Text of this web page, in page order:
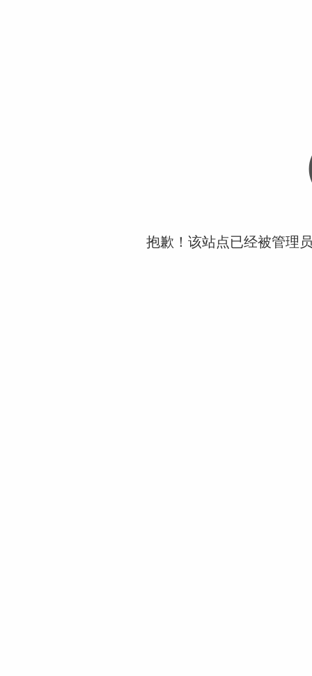
抱歉！该站点已经被管理